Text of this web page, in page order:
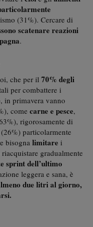
(31%). Cercare di
scatenare reazioni
.
che per il 70% degli
per combattere i
, in primavera vanno
come carne e pesce,
rigorosamente di
(26%) particolarmente
bisogna limitare i
gradualmente
sprint dell’ultimo
leggera e sana, è
due litri al giorno,